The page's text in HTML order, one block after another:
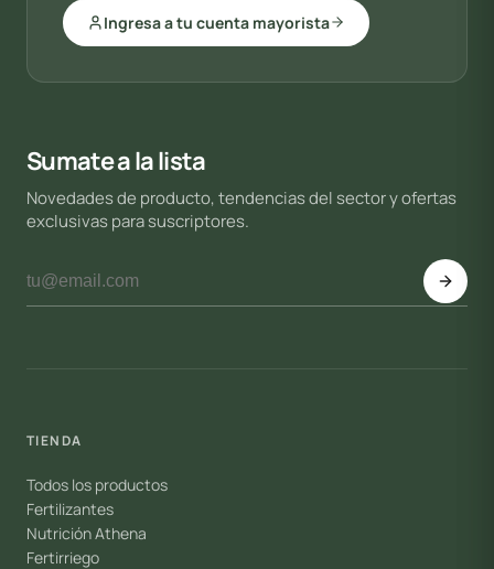
Ingresa a tu cuenta mayorista
Sumate a la lista
Novedades de producto, tendencias del sector y ofertas
exclusivas para suscriptores.
TIENDA
Todos los productos
Fertilizantes
Nutrición Athena
Fertirriego